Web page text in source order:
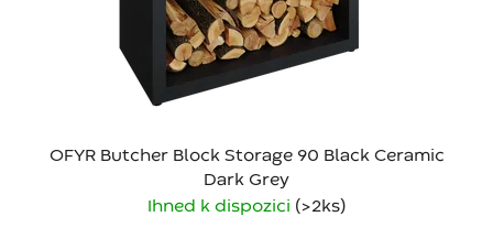
OFYR Butcher Block Storage 90 Black Ceramic
Dark Grey
Ihned k dispozici (>2 ks)